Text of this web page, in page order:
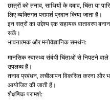
छात्रों को तनाव, साथियों के दबाव, चिंता या
लिए व्यक्तिगत परामर्श प्रदान किया जाता है।
इन सत्रों का उद्देश्य एक सहायक वातावरण
सकें।
भावनात्मक और मनोवैज्ञानिक समर्थन:
मानसिक स्वास्थ्य संबंधी चिंताओं से निपटने वाले
उपलब्ध हैं।
तनाव प्रबंधन, लचीलापन विकसित करना और
आयोजित की जाती हैं।
शैक्षणिक परामर्श: